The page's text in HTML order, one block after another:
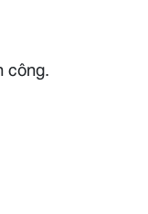
công.